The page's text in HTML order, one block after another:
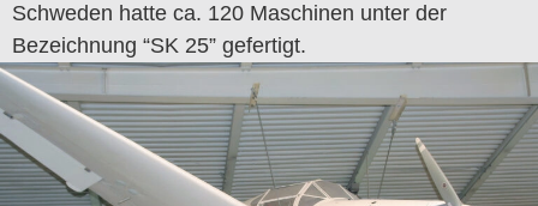
Schweden hatte ca. 120 Maschinen unter der
Bezeichnung “SK 25” gefertigt.